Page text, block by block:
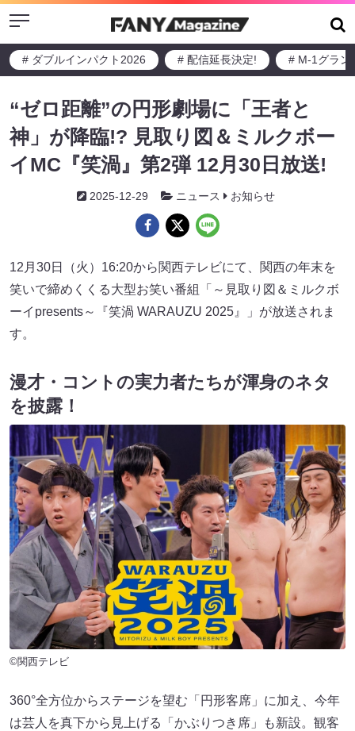
Menu
# ダブルインパクト2026 # 配信延長決定! # M-1グラン
“ゼロ距離”の円形劇場に「王者と
神」が降臨!? 見取り図＆ミルクボー
イMC『笑渦』第2弾 12月30日放送!
2025-12-29 ニュース お知らせ
12月30日（火）16:20から関西テレビにて、関西の年末を
笑いで締めくくる大型お笑い番組「～見取り図＆ミルクボ
ーイpresents～『笑渦 WARAUZU 2025』」が放送されま
す。
漫才・コントの実力者たちが渾身のネタ
を披露！
©関西テレビ
360°全方位からステージを望む「円形客席」に加え、今年
は芸人を真下から見上げる「かぶりつき席」も新設。観客